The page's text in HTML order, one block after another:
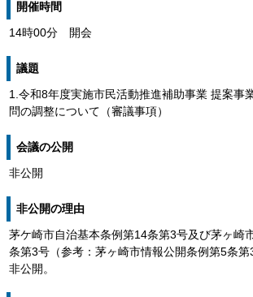
開催時間
14時00分 開会
議題
1.令和8年度実施市民活動推進補助事業 提案事
問の調整について（審議事項）
会議の公開
非公開
非公開の理由
茅ケ崎市自治基本条例第14条第3号及び茅ヶ崎
条第3号（参考：茅ヶ崎市情報公開条例第5条第
非公開。